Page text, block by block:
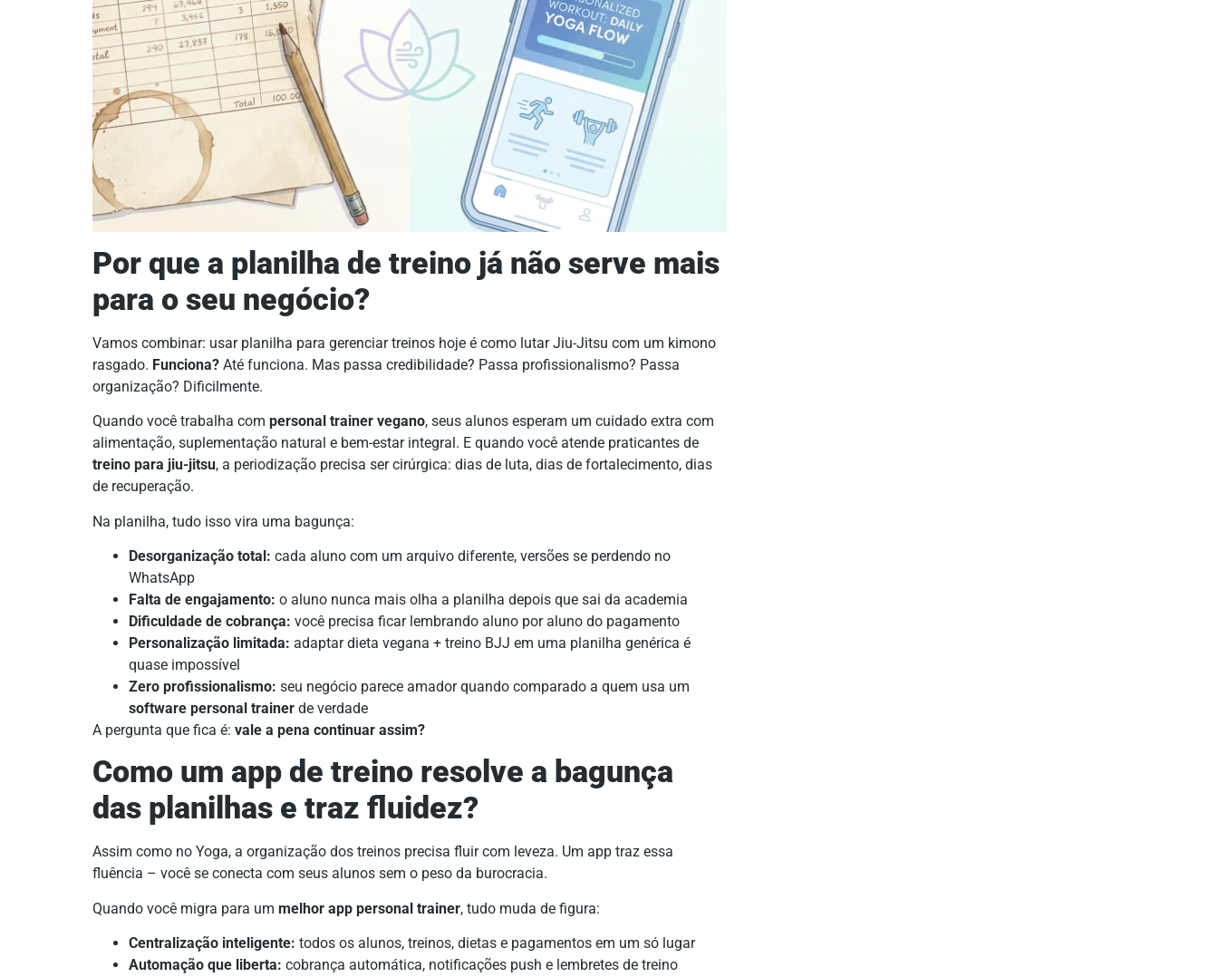
Por que a planilha de treino já não serve mais
para o seu negócio?
Vamos combinar: usar planilha para gerenciar treinos hoje é como lutar Jiu-Jitsu com um kimono
rasgado. Funciona? Até funciona. Mas passa credibilidade? Passa profissionalismo? Passa
organização? Dificilmente.
Quando você trabalha com personal trainer vegano, seus alunos esperam um cuidado extra com
alimentação, suplementação natural e bem-estar integral. E quando você atende praticantes de
treino para jiu-jitsu, a periodização precisa ser cirúrgica: dias de luta, dias de fortalecimento, dias
de recuperação.
Na planilha, tudo isso vira uma bagunça:
Desorganização total: cada aluno com um arquivo diferente, versões se perdendo no
WhatsApp
Falta de engajamento: o aluno nunca mais olha a planilha depois que sai da academia
Dificuldade de cobrança: você precisa ficar lembrando aluno por aluno do pagamento
Personalização limitada: adaptar dieta vegana + treino BJJ em uma planilha genérica é
quase impossível
Zero profissionalismo: seu negócio parece amador quando comparado a quem usa um
software personal trainer de verdade
A pergunta que fica é: vale a pena continuar assim?
Como um app de treino resolve a bagunça
das planilhas e traz fluidez?
Assim como no Yoga, a organização dos treinos precisa fluir com leveza. Um app traz essa
fluência – você se conecta com seus alunos sem o peso da burocracia.
Quando você migra para um melhor app personal trainer, tudo muda de figura:
Centralização inteligente: todos os alunos, treinos, dietas e pagamentos em um só lugar
Automação que liberta: cobrança automática, notificações push e lembretes de treino